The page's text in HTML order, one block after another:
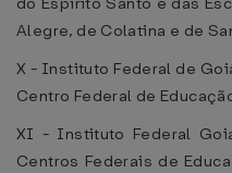
Alegre, de Colatina e de
X - Instituto Federal de
Centro Federal de
XI - Instituto Federal
Centros Federais de